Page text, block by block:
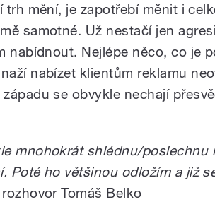
trh mění, je zapotřebí měnit i
samotné. Už nestačí jen
nabídnout. Nejlépe něco, co je
nabízet klientům reklamu
se obvykle nechají
mnohokrát shlédnu/poslechnu
Poté ho většinou odložím a již
Tomáš Belko